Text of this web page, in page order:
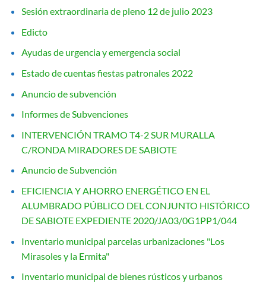
Sesión extraordinaria de pleno 12 de julio 2023
Edicto
Ayudas de urgencia y emergencia social
Estado de cuentas fiestas patronales 2022
Anuncio de subvención
Informes de Subvenciones
INTERVENCIÓN TRAMO T4-2 SUR MURALLA
C/RONDA MIRADORES DE SABIOTE
Anuncio de Subvención
EFICIENCIA Y AHORRO ENERGÉTICO EN EL
ALUMBRADO PÚBLICO DEL CONJUNTO HISTÓRICO
DE SABIOTE EXPEDIENTE 2020/JA03/0G1PP1/044
Inventario municipal parcelas urbanizaciones "Los
Mirasoles y la Ermita"
Inventario municipal de bienes rústicos y urbanos